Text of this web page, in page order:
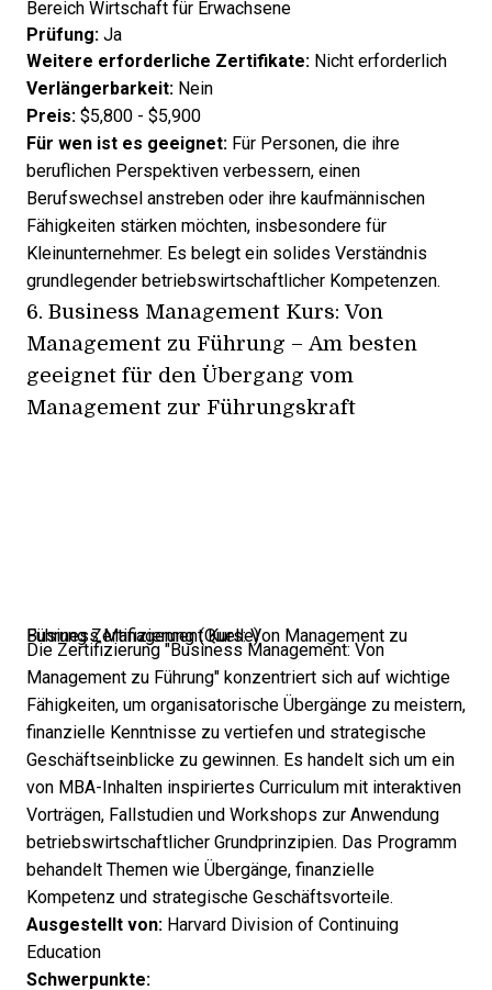
Bereich Wirtschaft für Erwachsene
Prüfung: Ja
Weitere erforderliche Zertifikate: Nicht erforderlich
Verlängerbarkeit: Nein
Preis: $5,800 - $5,900
Für wen ist es geeignet: Für Personen, die ihre
beruflichen Perspektiven verbessern, einen
Berufswechsel anstreben oder ihre kaufmännischen
Fähigkeiten stärken möchten, insbesondere für
Kleinunternehmer. Es belegt ein solides Verständnis
grundlegender betriebswirtschaftlicher Kompetenzen.
6. Business Management Kurs: Von
Management zu Führung – Am besten
geeignet für den Übergang vom
Management zur Führungskraft
Business Management Kurs: Von Management zu Führung Zertifizierung (Quelle)
Die Zertifizierung "Business Management: Von
Management zu Führung" konzentriert sich auf wichtige
Fähigkeiten, um organisatorische Übergänge zu meistern,
finanzielle Kenntnisse zu vertiefen und strategische
Geschäftseinblicke zu gewinnen. Es handelt sich um ein
von MBA-Inhalten inspiriertes Curriculum mit interaktiven
Vorträgen, Fallstudien und Workshops zur Anwendung
betriebswirtschaftlicher Grundprinzipien. Das Programm
behandelt Themen wie Übergänge, finanzielle
Kompetenz und strategische Geschäftsvorteile.
Ausgestellt von: Harvard Division of Continuing
Education
Schwerpunkte: